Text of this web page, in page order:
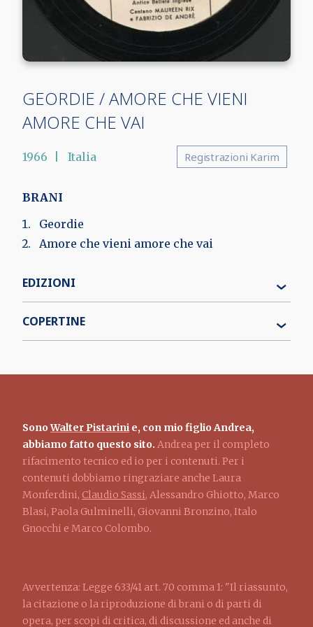
GEORDIE / AMORE CHE VIENI
AMORE CHE VAI
1966 Italia Registrazioni Karim
BRANI
Geordie
Amore che vieni amore che vai
EDIZIONI
COPERTINE
SonoWalter Pistarini e, con mio figlio Andrea,
abbiamo fatto questo sito. Andrea per il completo
rifacimento tecnico ed io per i contenuti. Per i
contenuti dobbiamo ringraziare anche Laura
Monferdini, Claudio Sassi, Alessandro Ghiotto, Marco
Blasi, Paola Gulminelli, Giovanni Bronzino, Italo
Gnocchi e Marco Colombo.
Avvertenza: Legge 633/41 art. 70 comma 1: "Il riassunto,
la citazione o la riproduzione di brani o di parti di
opera, per scopi di critica, di discussione ed anche di